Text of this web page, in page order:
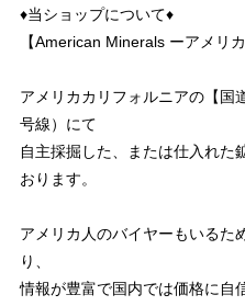
♦︎当ショップについて♦︎
【American Minerals ーアメリ
アメリカカリフォルニアの【国
号線）にて
自主採掘した、または仕入れた
おります。
アメリカ人のバイヤーもいるた
り、
情報が豊富で国内では価格に自